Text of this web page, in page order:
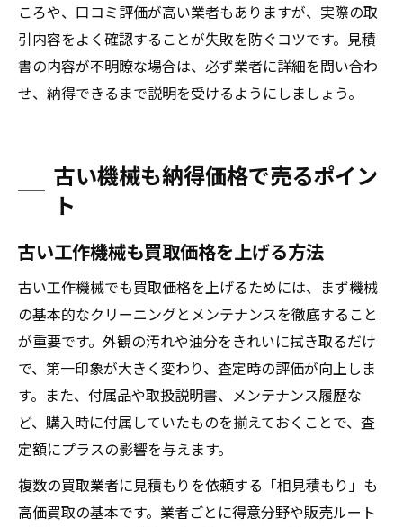
ころや、口コミ評価が高い業者もありますが、実際の取
引内容をよく確認することが失敗を防ぐコツです。見積
書の内容が不明瞭な場合は、必ず業者に詳細を問い合わ
せ、納得できるまで説明を受けるようにしましょう。
古い機械も納得価格で売るポイン
ト
古い工作機械も買取価格を上げる方法
古い工作機械でも買取価格を上げるためには、まず機械
の基本的なクリーニングとメンテナンスを徹底すること
が重要です。外観の汚れや油分をきれいに拭き取るだけ
で、第一印象が大きく変わり、査定時の評価が向上しま
す。また、付属品や取扱説明書、メンテナンス履歴な
ど、購入時に付属していたものを揃えておくことで、査
定額にプラスの影響を与えます。
複数の買取業者に見積もりを依頼する「相見積もり」も
高価買取の基本です。業者ごとに得意分野や販売ルート